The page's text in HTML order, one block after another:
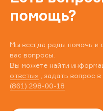
помощь?
Мы всегда рады помочь и
вас вопросы.
Вы можете найти
ответы» , задать вопрос
(861) 298-00-18